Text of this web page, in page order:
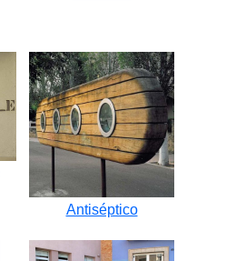
Antiséptico